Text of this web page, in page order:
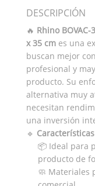
DESCRIPCIÓN
🔥 Rhino
x 35 cm es una
buscan mejor
profesional y
producto. Su
alternativa muy
necesitan
una inversión
🔹
📦 Ideal para
producto de
🧼 Materiales